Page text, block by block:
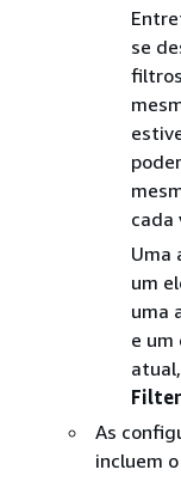
se
cada
Uma
um
uma
e um
As
incluem